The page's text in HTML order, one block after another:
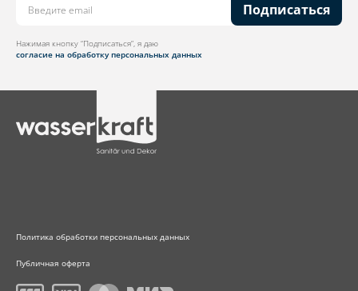
Подписаться
Нажимая кнопку “Подписаться”, я даю
согласие на обработку персональных данных
Политика обработки персональных данных
Публичная оферта